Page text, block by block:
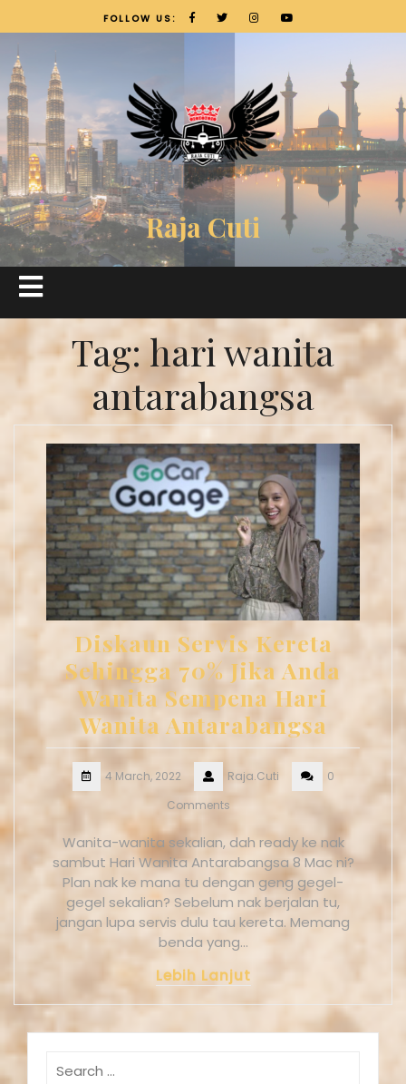
FOLLOW US:
Raja Cuti
Tag:hari wanita
antarabangsa
Diskaun Servis Kereta
Sehingga 70% Jika Anda
Wanita Sempena Hari
Wanita Antarabangsa
4 March, 2022 Raja.Cuti
0
Comments
Wanita-wanita sekalian, dah ready ke nak
sambut Hari Wanita Antarabangsa 8 Mac ni?
Plan nak ke mana tu dengan geng gegel-
gegel sekalian? Sebelum nak berjalan tu,
jangan lupa servis dulu tau kereta. Memang
benda yang…
Lebih Lanjut